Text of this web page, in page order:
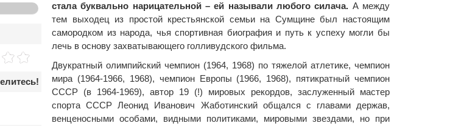
стала буквально нарицательной – ей называли любого силача. А между
тем выходец из простой крестьянской семьи на Сумщине был настоящим
самородком из народа, чья спортивная биография и путь к успеху могли бы
лечь в основу захватывающего голливудского фильма.
Двукратный олимпийский чемпион (1964, 1968) по тяжелой атлетике, чемпион
мира (1964-1966, 1968), чемпион Европы (1966, 1968), пятикратный чемпион
СССР (в 1964-1969), автор 19 (!) мировых рекордов, заслуженный мастер
спорта СССР Леонид Иванович Жаботинский общался с главами держав,
венценосными особами, видными политиками, мировыми звездами, но при